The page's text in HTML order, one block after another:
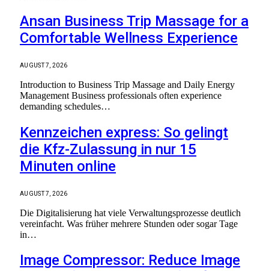
Ansan Business Trip Massage for a
Comfortable Wellness Experience
AUGUST 7, 2026
Introduction to Business Trip Massage and Daily Energy
Management Business professionals often experience
demanding schedules…
Kennzeichen express: So gelingt
die Kfz-Zulassung in nur 15
Minuten online
AUGUST 7, 2026
Die Digitalisierung hat viele Verwaltungsprozesse deutlich
vereinfacht. Was früher mehrere Stunden oder sogar Tage
in…
Image Compressor: Reduce Image